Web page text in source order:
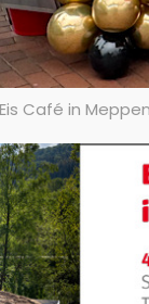
Café in